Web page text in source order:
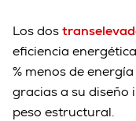
Los dos
eficiencia
% menos de
gracias a su diseño
peso estructural.